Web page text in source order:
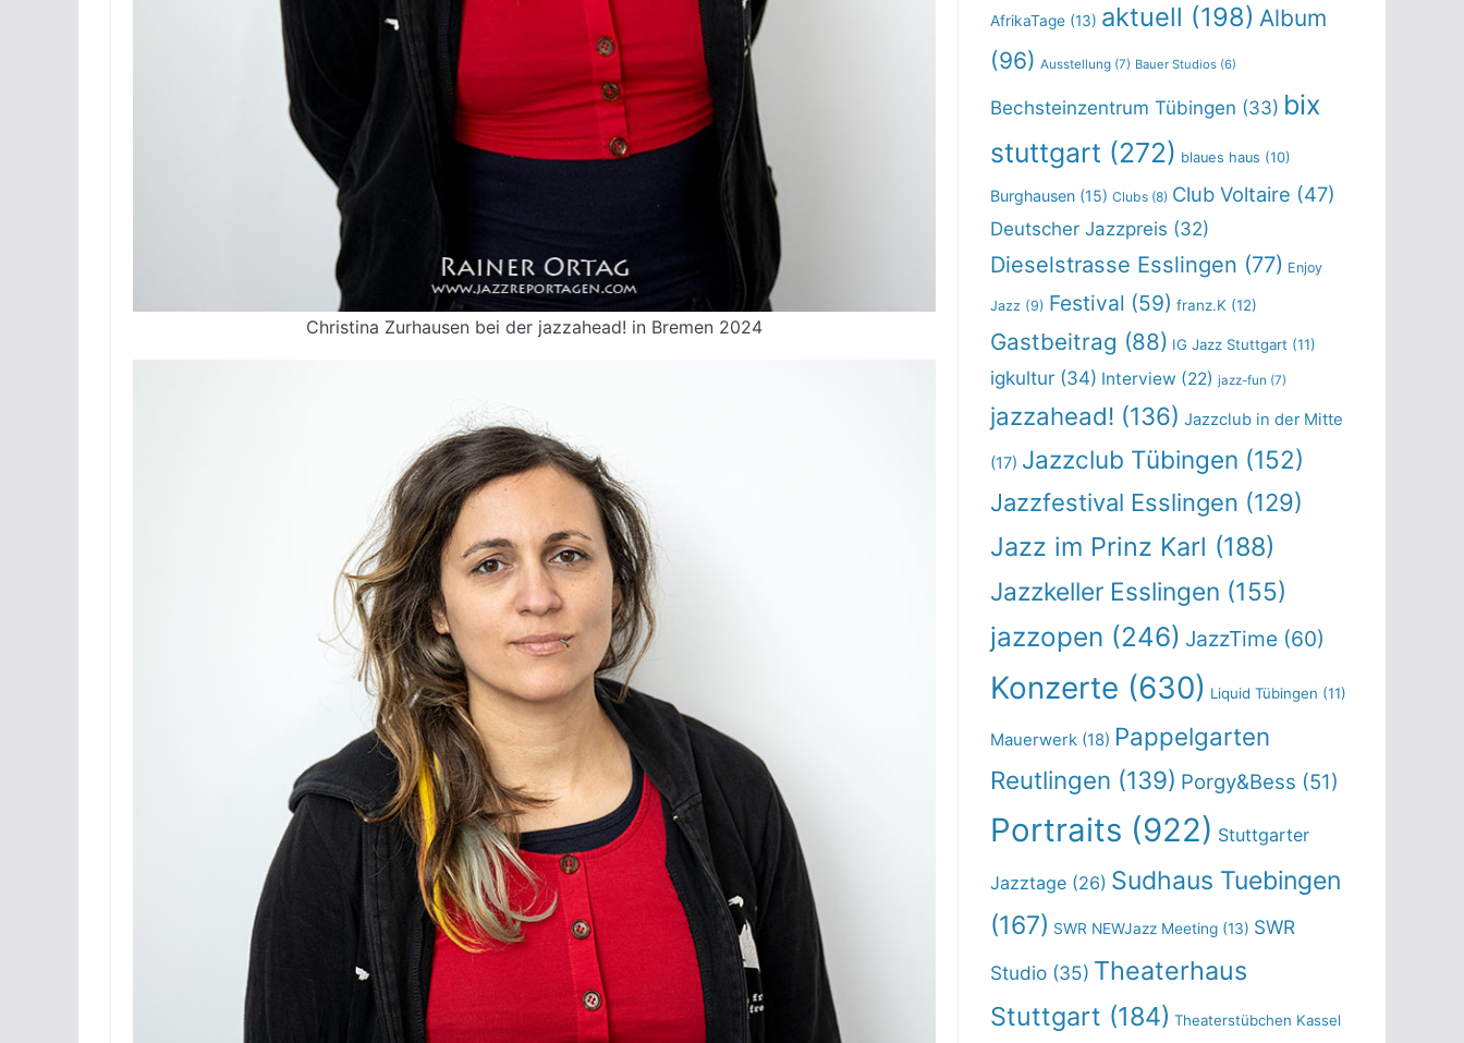
Christina Zurhausen bei der jazzahead! in Bremen 2024
AfrikaTage (13) aktuell (198) Album
(96) Ausstellung (7) Bauer Studios (6)
Bechsteinzentrum Tübingen (33) bix
stuttgart (272) blaues haus (10)
Burghausen (15) Clubs (8) Club Voltaire (47)
Deutscher Jazzpreis (32)
Dieselstrasse Esslingen (77) Enjoy
Jazz (9) Festival (59) franz.K (12)
Gastbeitrag (88) IG Jazz Stuttgart (11)
igkultur (34) Interview (22) jazz-fun (7)
jazzahead! (136) Jazzclub in der Mitte
(17) Jazzclub Tübingen (152)
Jazzfestival Esslingen (129)
Jazz im Prinz Karl (188)
Jazzkeller Esslingen (155)
jazzopen (246) JazzTime (60)
Konzerte (630) Liquid Tübingen (11)
Mauerwerk (18) Pappelgarten
Reutlingen (139) Porgy&Bess (51)
Portraits (922) Stuttgarter
Jazztage (26) Sudhaus Tuebingen
(167) SWR NEWJazz Meeting (13) SWR
Studio (35) Theaterhaus
Stuttgart (184) Theaterstübchen Kassel